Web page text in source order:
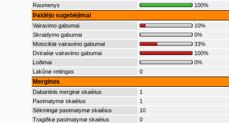
Raumenys
100%
Þaidëjo sugebëjimai
Vairavimo gabumai
10%
Skraidymo gabumai
0%
Motociklø vairavimo gabumai
33%
Dviraèiø vairavimo gabumai
100%
Loðimai
0%
Lakûnø reitingas
0
Merginos
Dabartinis merginø skaièius
1
Pasimatymø skaièius
1
Sëkmingø pasimatymø skaièius
10
Tragiðkø pasimatymø skaièius
0